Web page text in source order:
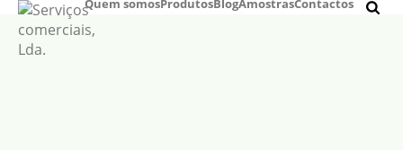
Quem somosProdutosBlogAmostrasContactos